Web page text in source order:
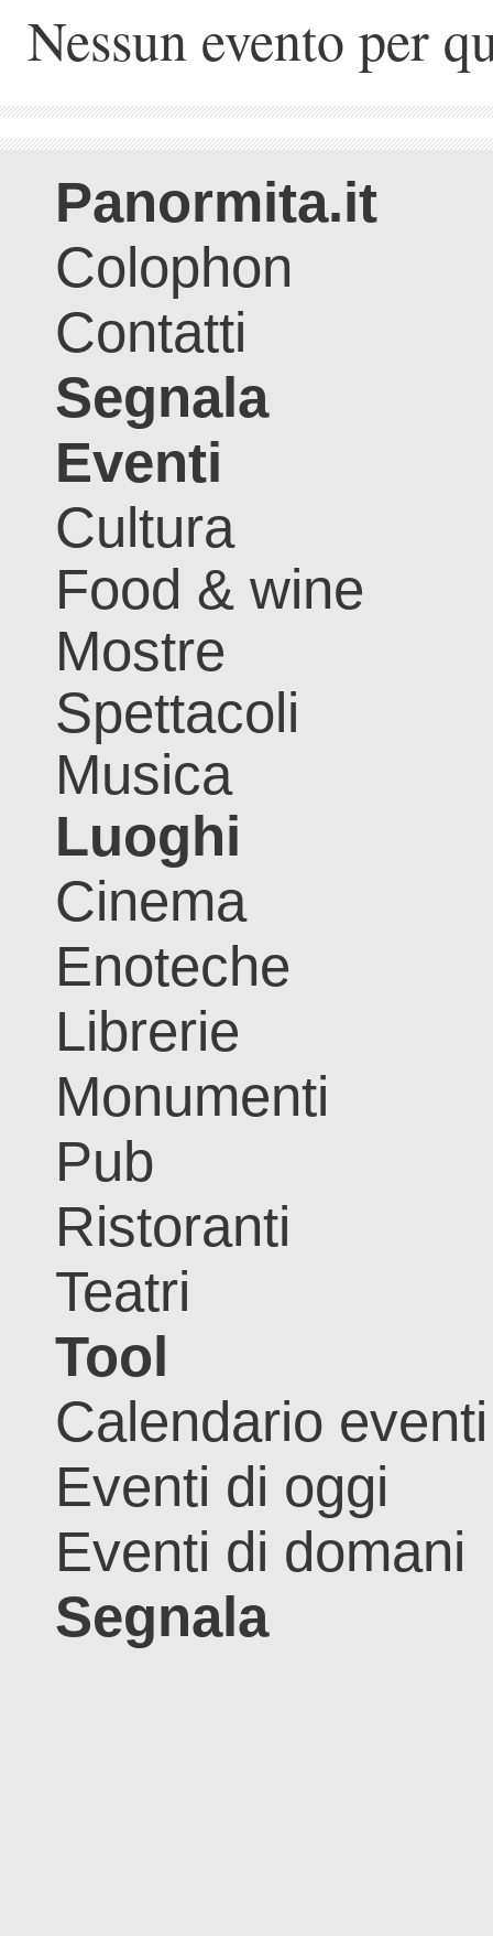
Nessun evento per
Panormita.it
Colophon
Contatti
Segnala
Eventi
Cultura
Food & wine
Mostre
Spettacoli
Musica
Luoghi
Cinema
Enoteche
Librerie
Monumenti
Pub
Ristoranti
Teatri
Tool
Calendario eventi
Eventi di oggi
Eventi di domani
Segnala